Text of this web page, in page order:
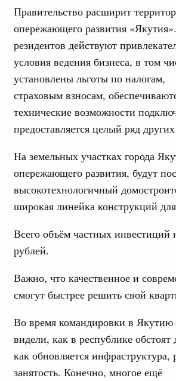
Правительство расширит
опережающего развития
резидентов действуют
условия ведения бизнеса, в том
установлены льготы по налогам,
страховым взносам,
технические возможности
предоставляется целый ряд
На земельных участках города
опережающего развития, будут
высокотехнологичный
широкая линейка конструкций
Всего объём частных инвестиций
рублей.
Важно, что качественное и
смогут быстрее решить свой
Во время командировки в
видели, как в республике обстоят
как обновляется инфраструктура,
занятость. Конечно, многое ещё
экономический союз.
отношения с зарубежными
провёл рабочую
недропользования и
и въездной туризм
Порядка 110
в 35 регионах
и технологий
принял участие в
форума и
хозяйство
На двух скоростных